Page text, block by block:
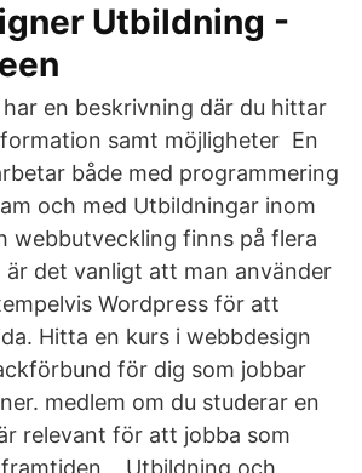
Utbildning -
en beskrivning där du hittar
samt möjligheter En
både med programmering
och med Utbildningar inom
webbutveckling finns på flera
det vanligt att man använder
Wordpress för att
Hitta en kurs i webbdesign
för dig som jobbar
medlem om du studerar en
relevant för att jobba som
, Utbildning och